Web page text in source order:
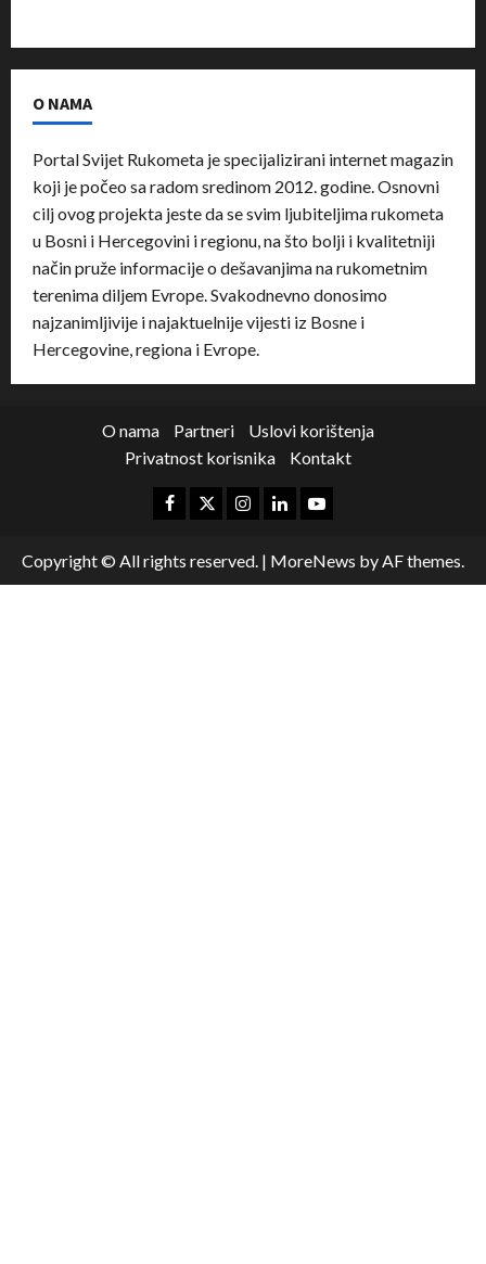
O NAMA
Portal Svijet Rukometa je specijalizirani internet magazin
koji je počeo sa radom sredinom 2012. godine. Osnovni
cilj ovog projekta jeste da se svim ljubiteljima rukometa
u Bosni i Hercegovini i regionu, na što bolji i kvalitetniji
način pruže informacije o dešavanjima na rukometnim
terenima diljem Evrope. Svakodnevno donosimo
najzanimljivije i najaktuelnije vijesti iz Bosne i
Hercegovine, regiona i Evrope.
O nama Partneri
Uslovi korištenja
Privatnost korisnika
Kontakt
Copyright © All rights reserved. | MoreNews by AF themes.